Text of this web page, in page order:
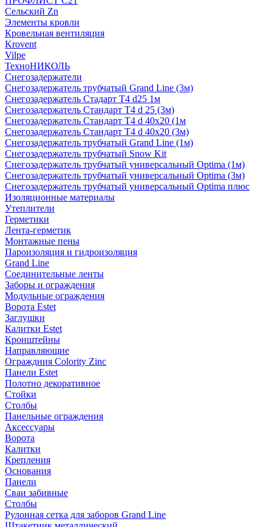
Сельский Zn
Элементы кровли
Кровельная вентиляция
Krovent
Vilpe
ТехноНИКОЛЬ
Снегозадержатели
Снегозадержатель трубчатый Grand Line (3м)
Снегозадержатель Стадарт Т4 d25 1м
Снегозадержатель Стандарт Т4 d 25 (3м)
Снегозадержатель Стандарт Т4 d 40х20 (1м
Снегозадержатель Стандарт Т4 d 40х20 (3м)
Снегозадержатель трубчатый Grand Line (1м)
Снегозадержатель трубчатый Snow Kit
Снегозадержатель трубчатый универсальный Optima (1м)
Снегозадержатель трубчатый универсальный Optima (3м)
Снегозадержатель трубчатый универсальный Optima плюс
Изоляционные материалы
Утеплители
Герметики
Лента-герметик
Монтажные пены
Пароизоляция и гидроизоляция
Grand Line
Соединительные ленты
Заборы и ограждения
Модульные ограждения
Ворота Estet
Заглушки
Калитки Estet
Кронштейны
Направляющие
Ограждния Colority Zinc
Панели Estet
Полотно декоративное
Стойки
Столбы
Панельные ограждения
Аксессуары
Ворота
Калитки
Крепления
Основания
Панели
Сваи забивные
Столбы
Рулонная сетка для заборов Grand Line